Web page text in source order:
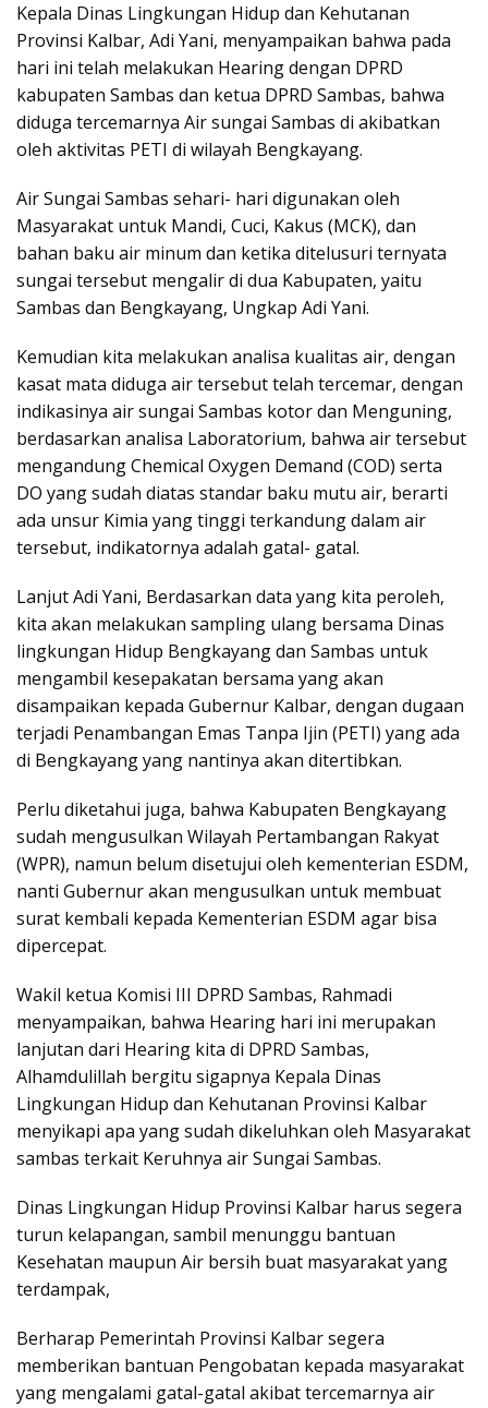
Kepala Dinas Lingkungan Hidup dan Kehutanan
Provinsi Kalbar, Adi Yani, menyampaikan bahwa pada
hari ini telah melakukan Hearing dengan DPRD
kabupaten Sambas dan ketua DPRD Sambas, bahwa
diduga tercemarnya Air sungai Sambas di akibatkan
oleh aktivitas PETI di wilayah Bengkayang.
Air Sungai Sambas sehari- hari digunakan oleh
Masyarakat untuk Mandi, Cuci, Kakus (MCK), dan
bahan baku air minum dan ketika ditelusuri ternyata
sungai tersebut mengalir di dua Kabupaten, yaitu
Sambas dan Bengkayang, Ungkap Adi Yani.
Kemudian kita melakukan analisa kualitas air, dengan
kasat mata diduga air tersebut telah tercemar, dengan
indikasinya air sungai Sambas kotor dan Menguning,
berdasarkan analisa Laboratorium, bahwa air tersebut
mengandung Chemical Oxygen Demand (COD) serta
DO yang sudah diatas standar baku mutu air, berarti
ada unsur Kimia yang tinggi terkandung dalam air
tersebut, indikatornya adalah gatal- gatal.
Lanjut Adi Yani, Berdasarkan data yang kita peroleh,
kita akan melakukan sampling ulang bersama Dinas
lingkungan Hidup Bengkayang dan Sambas untuk
mengambil kesepakatan bersama yang akan
disampaikan kepada Gubernur Kalbar, dengan dugaan
terjadi Penambangan Emas Tanpa Ijin (PETI) yang ada
di Bengkayang yang nantinya akan ditertibkan.
Perlu diketahui juga, bahwa Kabupaten Bengkayang
sudah mengusulkan Wilayah Pertambangan Rakyat
(WPR), namun belum disetujui oleh kementerian ESDM,
nanti Gubernur akan mengusulkan untuk membuat
surat kembali kepada Kementerian ESDM agar bisa
dipercepat.
Wakil ketua Komisi III DPRD Sambas, Rahmadi
menyampaikan, bahwa Hearing hari ini merupakan
lanjutan dari Hearing kita di DPRD Sambas,
Alhamdulillah bergitu sigapnya Kepala Dinas
Lingkungan Hidup dan Kehutanan Provinsi Kalbar
menyikapi apa yang sudah dikeluhkan oleh Masyarakat
sambas terkait Keruhnya air Sungai Sambas.
Dinas Lingkungan Hidup Provinsi Kalbar harus segera
turun kelapangan, sambil menunggu bantuan
Kesehatan maupun Air bersih buat masyarakat yang
terdampak,
Berharap Pemerintah Provinsi Kalbar segera
memberikan bantuan Pengobatan kepada masyarakat
yang mengalami gatal-gatal akibat tercemarnya air